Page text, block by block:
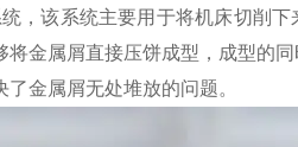
，该系统主要用于将机床切削
金属屑直接压饼成型，成型的
金属屑无处堆放的问题。